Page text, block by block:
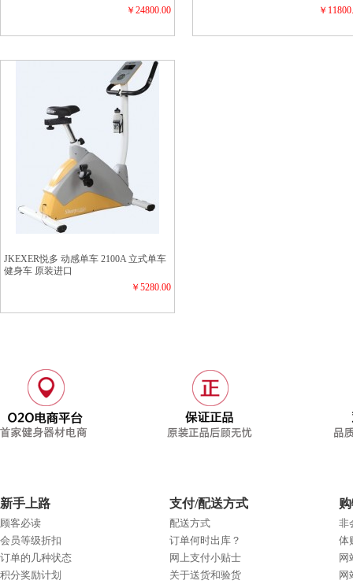
￥24800.00
￥
JKEXER悦多 动感单车 2100A 立式单车
健身车 原装进口
￥5280.00
新手上路
顾客必读
会员等级折扣
订单的几种状态
积分奖励计划
支付/配送方式
配送方式
订单何时出库？
网上支付小贴士
关于送货和验货
非
体
网
网